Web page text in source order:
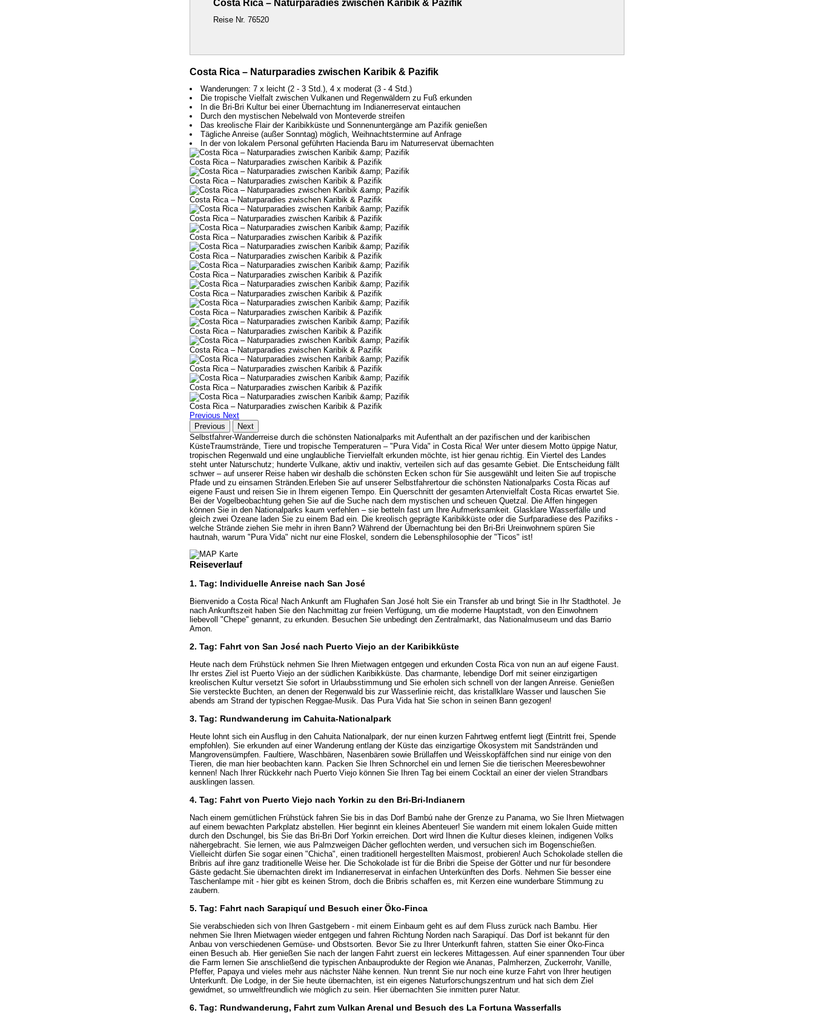
Costa Rica – Naturparadies zwischen Karibik & Pazifik
Reise Nr. 76520
Costa Rica – Naturparadies zwischen Karibik & Pazifik
Wanderungen: 7 x leicht (2 - 3 Std.), 4 x moderat (3 - 4 Std.)
Die tropische Vielfalt zwischen Vulkanen und Regenwäldern zu Fuß erkunden
In die Bri-Bri Kultur bei einer Übernachtung im Indianerreservat eintauchen
Durch den mystischen Nebelwald von Monteverde streifen
Das kreolische Flair der Karibikküste und Sonnenuntergänge am Pazifik genießen
Tägliche Anreise (außer Sonntag) möglich, Weihnachtstermine auf Anfrage
In der von lokalem Personal geführten Hacienda Baru im Naturreservat übernachten
Costa Rica – Naturparadies zwischen Karibik & Pazifik
Costa Rica – Naturparadies zwischen Karibik & Pazifik
Costa Rica – Naturparadies zwischen Karibik & Pazifik
Costa Rica – Naturparadies zwischen Karibik & Pazifik
Costa Rica – Naturparadies zwischen Karibik & Pazifik
Costa Rica – Naturparadies zwischen Karibik & Pazifik
Costa Rica – Naturparadies zwischen Karibik & Pazifik
Costa Rica – Naturparadies zwischen Karibik & Pazifik
Costa Rica – Naturparadies zwischen Karibik & Pazifik
Costa Rica – Naturparadies zwischen Karibik & Pazifik
Costa Rica – Naturparadies zwischen Karibik & Pazifik
Costa Rica – Naturparadies zwischen Karibik & Pazifik
Costa Rica – Naturparadies zwischen Karibik & Pazifik
Costa Rica – Naturparadies zwischen Karibik & Pazifik
Previous Next
Previous
Next
Selbstfahrer-Wanderreise durch die schönsten Nationalparks mit Aufenthalt an der pazifischen und der karibischen
KüsteTraumstrände, Tiere und tropische Temperaturen – "Pura Vida" in Costa Rica! Wer unter diesem Motto üppige Natur,
tropischen Regenwald und eine unglaubliche Tiervielfalt erkunden möchte, ist hier genau richtig. Ein Viertel des Landes
steht unter Naturschutz; hunderte Vulkane, aktiv und inaktiv, verteilen sich auf das gesamte Gebiet. Die Entscheidung fällt
schwer – auf unserer Reise haben wir deshalb die schönsten Ecken schon für Sie ausgewählt und leiten Sie auf tropische
Pfade und zu einsamen Stränden.Erleben Sie auf unserer Selbstfahrertour die schönsten Nationalparks Costa Ricas auf
eigene Faust und reisen Sie in Ihrem eigenen Tempo. Ein Querschnitt der gesamten Artenvielfalt Costa Ricas erwartet Sie.
Bei der Vogelbeobachtung gehen Sie auf die Suche nach dem mystischen und scheuen Quetzal. Die Affen hingegen
können Sie in den Nationalparks kaum verfehlen – sie betteln fast um Ihre Aufmerksamkeit. Glasklare Wasserfälle und
gleich zwei Ozeane laden Sie zu einem Bad ein. Die kreolisch geprägte Karibikküste oder die Surfparadiese des Pazifiks -
welche Strände ziehen Sie mehr in ihren Bann? Während der Übernachtung bei den Bri-Bri Ureinwohnern spüren Sie
hautnah, warum "Pura Vida" nicht nur eine Floskel, sondern die Lebensphilosophie der "Ticos" ist!
Reiseverlauf
1. Tag: Individuelle Anreise nach San José
Bienvenido a Costa Rica! Nach Ankunft am Flughafen San José holt Sie ein Transfer ab und bringt Sie in Ihr Stadthotel. Je
nach Ankunftszeit haben Sie den Nachmittag zur freien Verfügung, um die moderne Hauptstadt, von den Einwohnern
liebevoll "Chepe" genannt, zu erkunden. Besuchen Sie unbedingt den Zentralmarkt, das Nationalmuseum und das Barrio
Amon.
2. Tag: Fahrt von San José nach Puerto Viejo an der Karibikküste
Heute nach dem Frühstück nehmen Sie Ihren Mietwagen entgegen und erkunden Costa Rica von nun an auf eigene Faust.
Ihr erstes Ziel ist Puerto Viejo an der südlichen Karibikküste. Das charmante, lebendige Dorf mit seiner einzigartigen
kreolischen Kultur versetzt Sie sofort in Urlaubsstimmung und Sie erholen sich schnell von der langen Anreise. Genießen
Sie versteckte Buchten, an denen der Regenwald bis zur Wasserlinie reicht, das kristallklare Wasser und lauschen Sie
abends am Strand der typischen Reggae-Musik. Das Pura Vida hat Sie schon in seinen Bann gezogen!
3. Tag: Rundwanderung im Cahuita-Nationalpark
Heute lohnt sich ein Ausflug in den Cahuita Nationalpark, der nur einen kurzen Fahrtweg entfernt liegt (Eintritt frei, Spende
empfohlen). Sie erkunden auf einer Wanderung entlang der Küste das einzigartige Ökosystem mit Sandstränden und
Mangrovensümpfen. Faultiere, Waschbären, Nasenbären sowie Brüllaffen und Weisskopfäffchen sind nur einige von den
Tieren, die man hier beobachten kann. Packen Sie Ihren Schnorchel ein und lernen Sie die tierischen Meeresbewohner
kennen! Nach Ihrer Rückkehr nach Puerto Viejo können Sie Ihren Tag bei einem Cocktail an einer der vielen Strandbars
ausklingen lassen.
4. Tag: Fahrt von Puerto Viejo nach Yorkin zu den Bri-Bri-Indianern
Nach einem gemütlichen Frühstück fahren Sie bis in das Dorf Bambú nahe der Grenze zu Panama, wo Sie Ihren Mietwagen
auf einem bewachten Parkplatz abstellen. Hier beginnt ein kleines Abenteuer! Sie wandern mit einem lokalen Guide mitten
durch den Dschungel, bis Sie das Bri-Bri Dorf Yorkin erreichen. Dort wird Ihnen die Kultur dieses kleinen, indigenen Volks
nähergebracht. Sie lernen, wie aus Palmzweigen Dächer geflochten werden, und versuchen sich im Bogenschießen.
Vielleicht dürfen Sie sogar einen "Chicha", einen traditionell hergestellten Maismost, probieren! Auch Schokolade stellen die
Bribris auf ihre ganz traditionelle Weise her. Die Schokolade ist für die Bribri die Speise der Götter und nur für besondere
Gäste gedacht.Sie übernachten direkt im Indianerreservat in einfachen Unterkünften des Dorfs. Nehmen Sie besser eine
Taschenlampe mit - hier gibt es keinen Strom, doch die Bribris schaffen es, mit Kerzen eine wunderbare Stimmung zu
zaubern.
5. Tag: Fahrt nach Sarapiquí und Besuch einer Öko-Finca
Sie verabschieden sich von Ihren Gastgebern - mit einem Einbaum geht es auf dem Fluss zurück nach Bambu. Hier
nehmen Sie Ihren Mietwagen wieder entgegen und fahren Richtung Norden nach Sarapiquí. Das Dorf ist bekannt für den
Anbau von verschiedenen Gemüse- und Obstsorten. Bevor Sie zu Ihrer Unterkunft fahren, statten Sie einer Öko-Finca
einen Besuch ab. Hier genießen Sie nach der langen Fahrt zuerst ein leckeres Mittagessen. Auf einer spannenden Tour über
die Farm lernen Sie anschließend die typischen Anbauprodukte der Region wie Ananas, Palmherzen, Zuckerrohr, Vanille,
Pfeffer, Papaya und vieles mehr aus nächster Nähe kennen. Nun trennt Sie nur noch eine kurze Fahrt von Ihrer heutigen
Unterkunft. Die Lodge, in der Sie heute übernachten, ist ein eigenes Naturforschungszentrum und hat sich dem Ziel
gewidmet, so umweltfreundlich wie möglich zu sein. Hier übernachten Sie inmitten purer Natur.
6. Tag: Rundwanderung, Fahrt zum Vulkan Arenal und Besuch des La Fortuna Wasserfalls